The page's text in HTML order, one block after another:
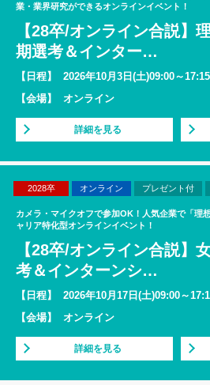
業・業界研究ができるオンラインイベント！
【28卒/オンライン合説】
期選考＆インター…
【日程】
2026年10月3日(土)09:00～17:15
【会場】
オンライン
詳細を見る
2028卒 オンライン プレゼント付
カメラ・マイクオフで参加OK！人気企業で「理
ャリア特化型オンラインイベント！
【28卒/オンライン合説】
考＆インターンシ…
【日程】
2026年10月17日(土)09:00～
【会場】
オンライン
詳細を見る